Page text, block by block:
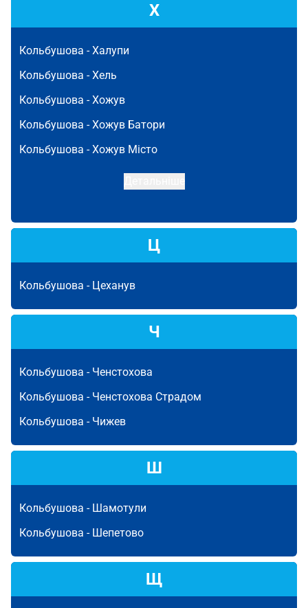
Х
Кольбушова -Халупи
Кольбушова -Хель
Кольбушова -Хожув
Кольбушова -Хожув Батори
Кольбушова -Хожув Місто
Ц
Кольбушова - Цеханув
Ч
Кольбушова - Ченстохова
Кольбушова - Ченстохова Страдом
Кольбушова - Чижев
Ш
Кольбушова - Шамотули
Кольбушова - Шепетово
Щ